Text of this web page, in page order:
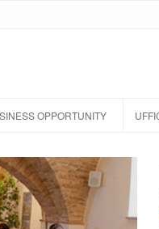
OPPORTUNITY